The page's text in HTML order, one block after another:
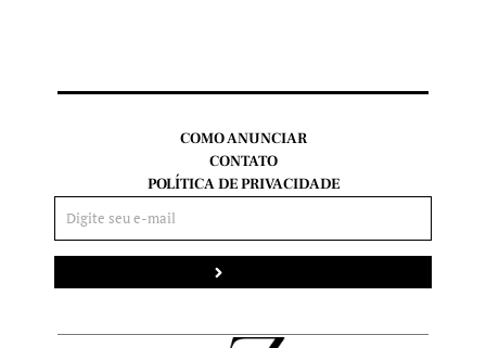
COMO ANUNCIAR
CONTATO
POLÍTICA DE PRIVACIDADE